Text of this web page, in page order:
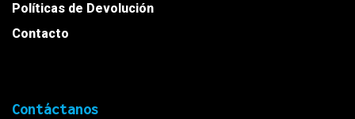
Políticas de Devolución
Contacto
Contáctanos